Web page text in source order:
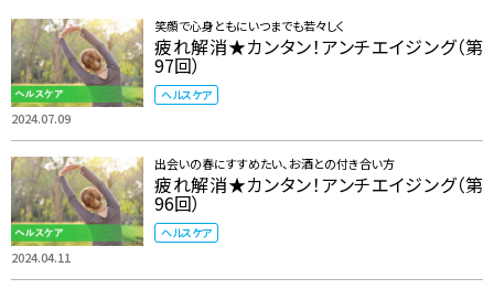
2024.07.09
笑顔で心身ともにいつまでも若々しく
疲れ解消★カンタン！アンチエイジング（第
97回）
ヘルスケア
2024.04.11
出会いの春にすすめたい、お酒との付き合い方
疲れ解消★カンタン！アンチエイジング（第
96回）
ヘルスケア